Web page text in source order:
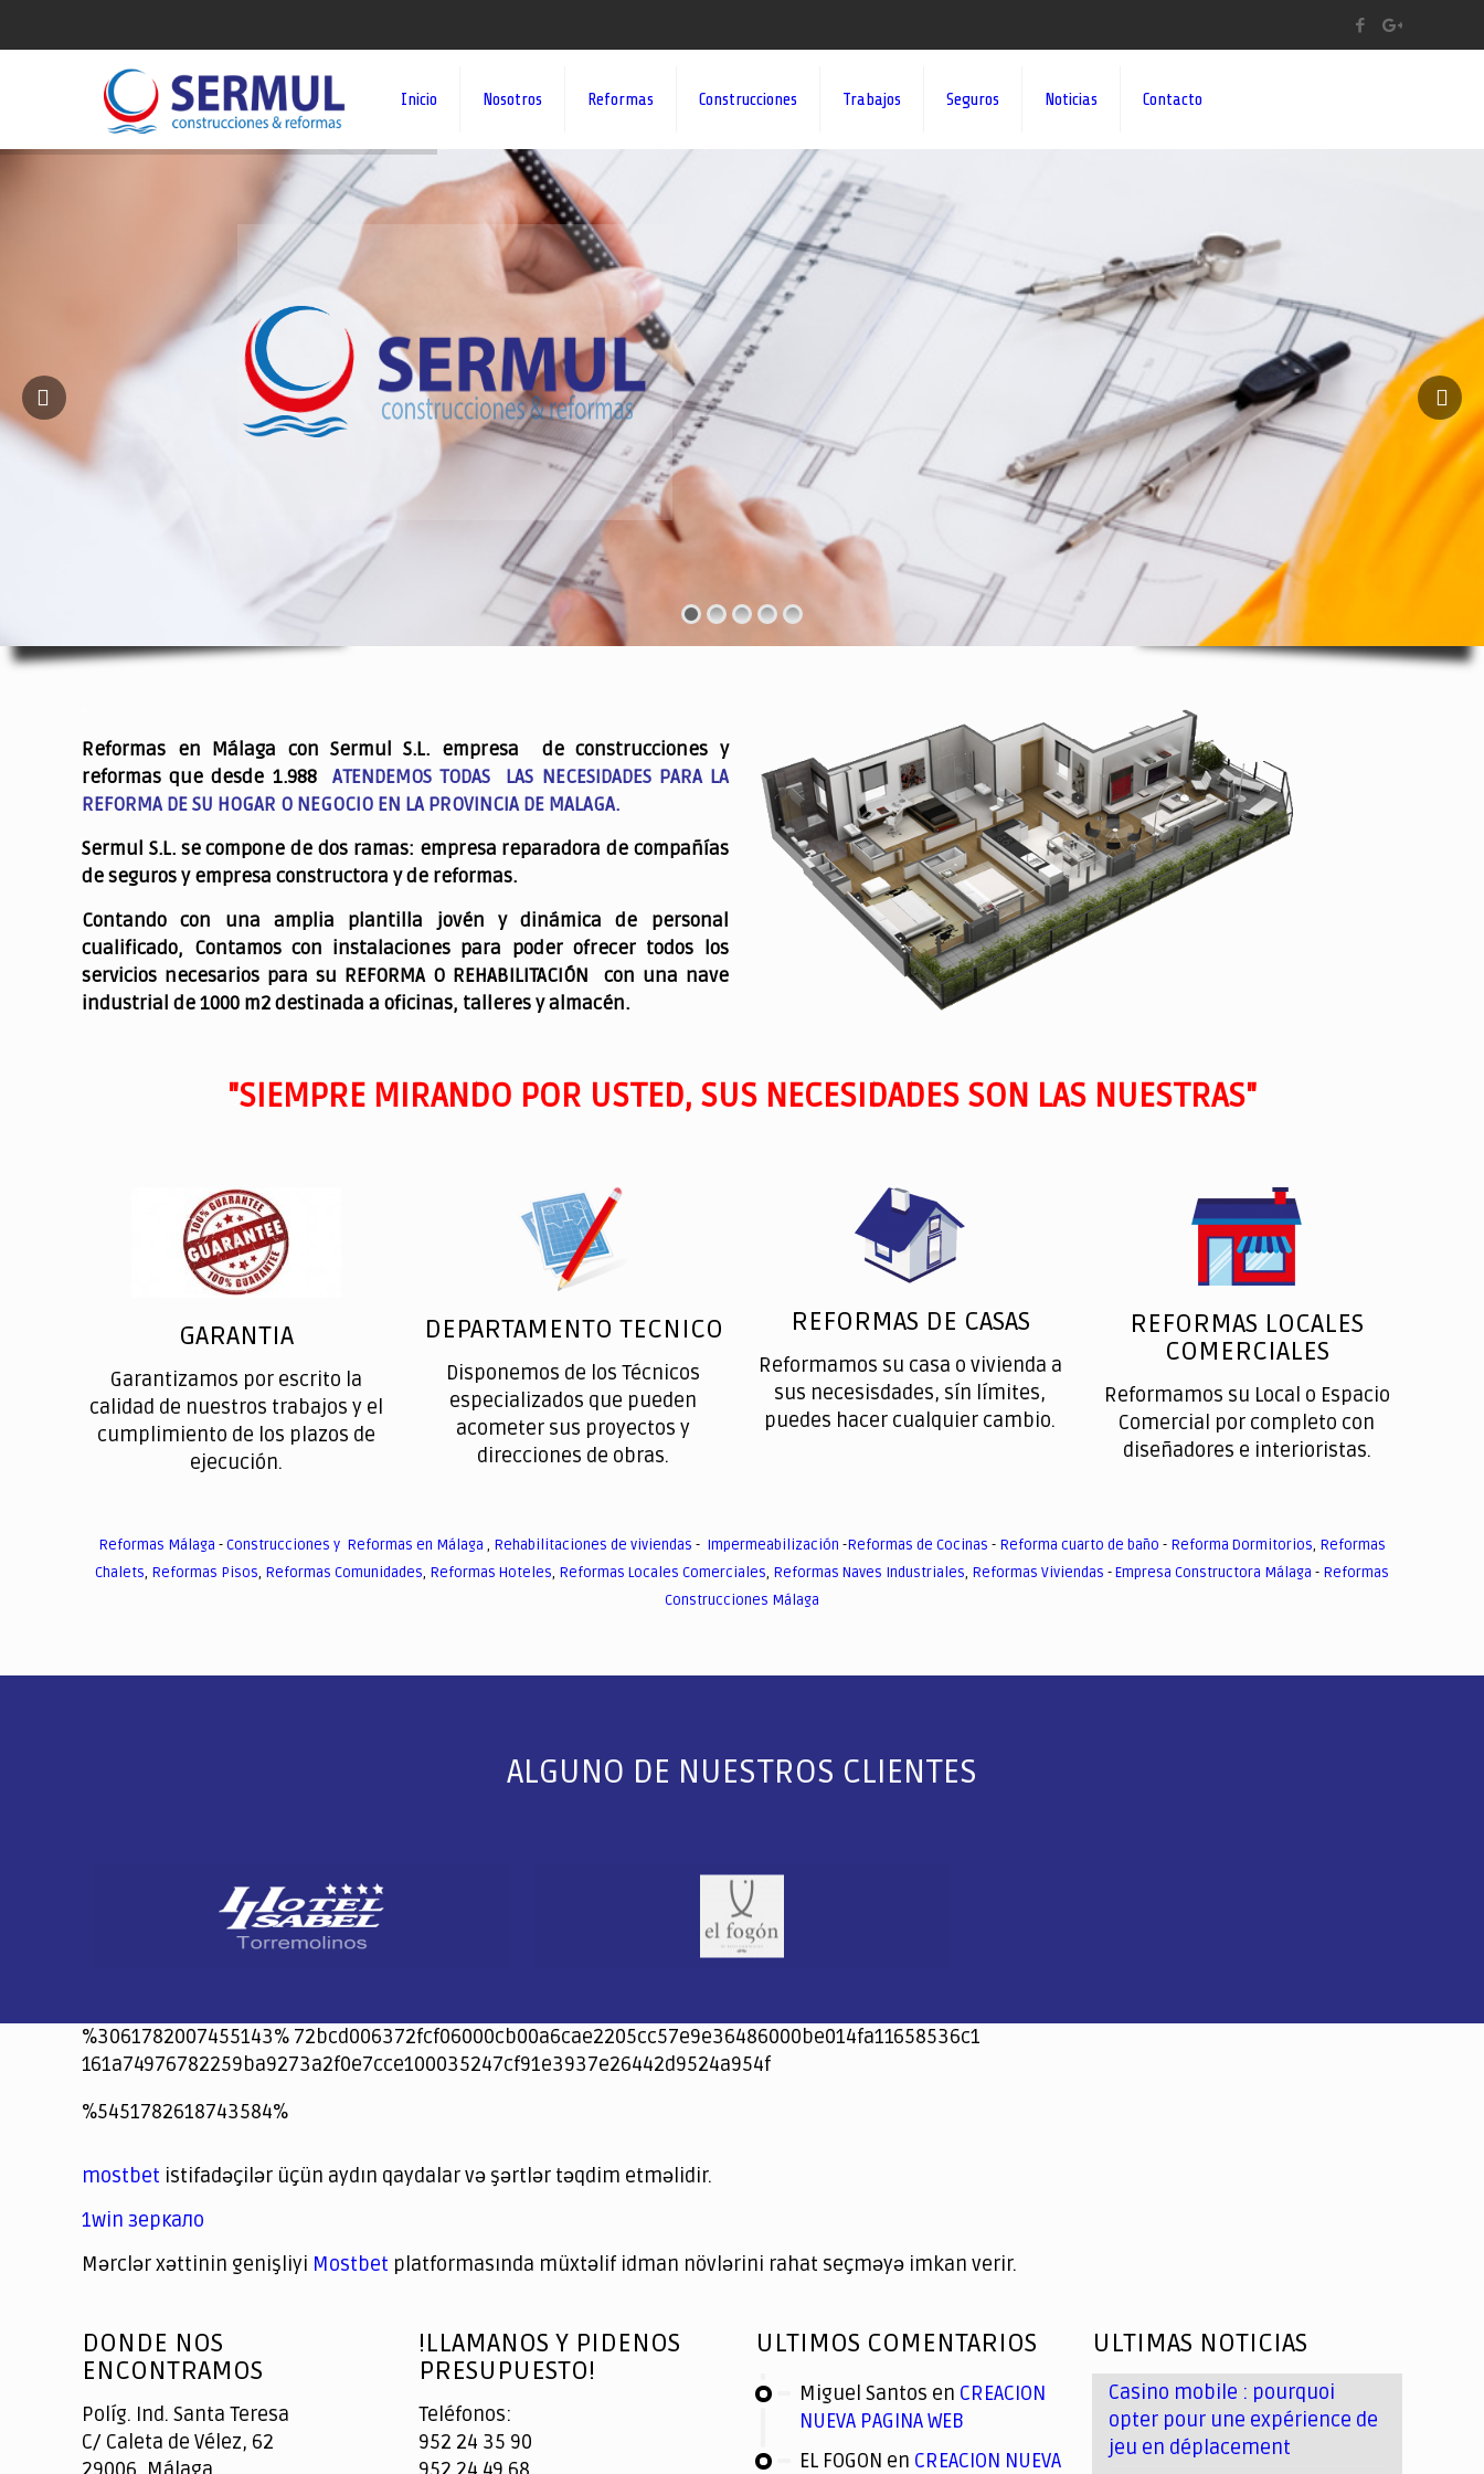
Inicio Nosotros Reformas Construcciones Trabajos Seguros Noticias Contacto
¡¡DAMOS VIDA A SUS IDEAS¡¡
Reformas en Málaga con Sermul S.L. empresa de construcciones y
reformas que desde 1.988 ATENDEMOS TODAS LAS NECESIDADES PARA LA
REFORMA DE SU HOGAR O NEGOCIO EN LA PROVINCIA DE MALAGA.
Sermul S.L. se compone de dos ramas: empresa reparadora de compañías
de seguros y empresa constructora y de reformas.
Contando con una amplia plantilla jovén y dinámica de personal
cualificado, Contamos con instalaciones para poder ofrecer todos los
servicios necesarios para su REFORMA O REHABILITACIÓN con una nave
industrial de 1000 m2 destinada a oficinas, talleres y almacén.
"SIEMPRE MIRANDO POR USTED, SUS NECESIDADES SON LAS NUESTRAS"
GARANTIA
Garantizamos por escrito la
calidad de nuestros trabajos y el
cumplimiento de los plazos de
ejecución.
DEPARTAMENTO TECNICO
Disponemos de los Técnicos
especializados que pueden
acometer sus proyectos y
direcciones de obras.
REFORMAS DE CASAS
Reformamos su casa o vivienda a
sus necesisdades, sín límites,
puedes hacer cualquier cambio.
REFORMAS LOCALES
COMERCIALES
Reformamos su Local o Espacio
Comercial por completo con
diseñadores e interioristas.
Reformas Málaga -Construcciones y Reformas en Málaga , Rehabilitaciones de viviendas - Impermeabilización -Reformas de Cocinas - Reforma cuarto de baño - Reforma Dormitorios, Reformas
Chalets, Reformas Pisos, Reformas Comunidades, Reformas Hoteles, Reformas Locales Comerciales, Reformas Naves Industriales, Reformas Viviendas -Empresa Constructora Málaga - Reformas
Construcciones Málaga
ALGUNO DE NUESTROS CLIENTES
%3061782007455143% 72bcd006372fcf06000cb00a6cae2205cc57e9e36486000be014fa11658536c1
161a74976782259ba9273a2f0e7cce100035247cf91e3937e26442d9524a954f
jeetcity
1xbet
jeet city casino
%5451782618743584%
spintiger
Avabet
Spinrise
Crown Green
Crowngreen casino login
슈가 러쉬1000 슬롯
crazy time casino online
1xcasinozambia.com
codingworldnews.com
parimatch.kr
winorio
winorio casino
winorio
mostbet istifadəçilər üçün aydın qaydalar və şərtlər təqdim etməlidir.
1win зеркало
Mərclər xəttinin genişliyi Mostbet platformasında müxtəlif idman növlərini rahat seçməyə imkan verir.
of
Casino
DONDE NOS
ENCONTRAMOS
Políg. Ind. Santa Teresa
C/ Caleta de Vélez, 62
!LLAMANOS Y PIDENOS
PRESUPUESTO!
Teléfonos:
952 24 35 90
ULTIMOS COMENTARIOS
Miguel Santos en CREACION
NUEVA PAGINA WEB
EL FOGON en CREACION NUEVA
ULTIMAS NOTICIAS
Casino mobile : pourquoi
opter pour une expérience de
jeu en déplacement